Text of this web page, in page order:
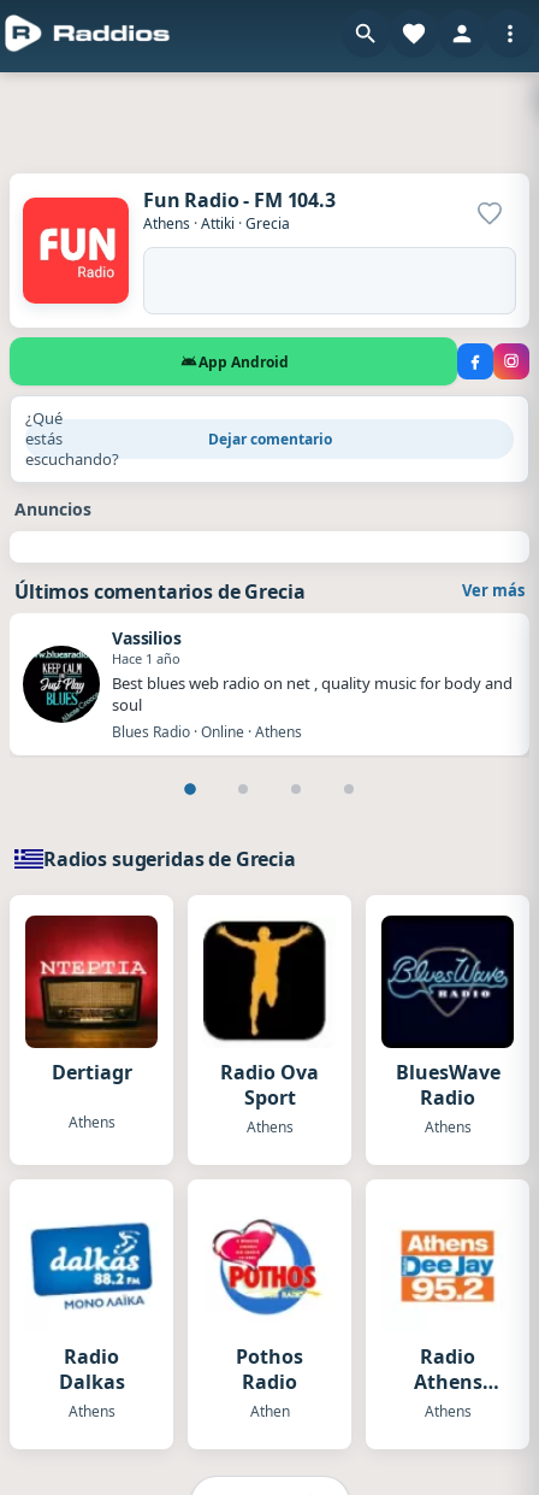
Fun Radio - FM 104.3
Athens ·Attiki ·Grecia
App Android
¿Qué
estás
escuchando?
Dejar comentario
Anuncios
Últimos comentarios de Grecia Ver más
Vassilios
Hace 1 año
Best blues web radio on net , quality music for body and
soul
Blues Radio · Online · Athens
Radios sugeridas de Grecia
Dertiagr
Athens
Radio Ova
Sport
Athens
BluesWave
Radio
Athens
Radio
Dalkas
Athens
Pothos
Radio
Athen
Radio
Athens
Deejay
Athens